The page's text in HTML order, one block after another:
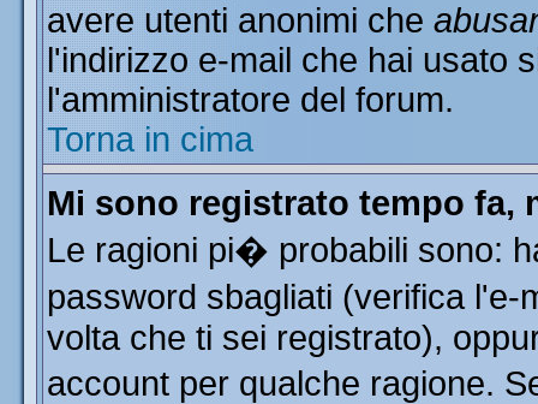
avere utenti anonimi che
l'indirizzo e-mail che hai usato
l'amministratore del forum.
Torna in cima
Mi sono registrato tempo
Le ragioni pi� probabili sono:
password sbagliati (verifica
volta che ti sei registrato),
account per qualche ragione.